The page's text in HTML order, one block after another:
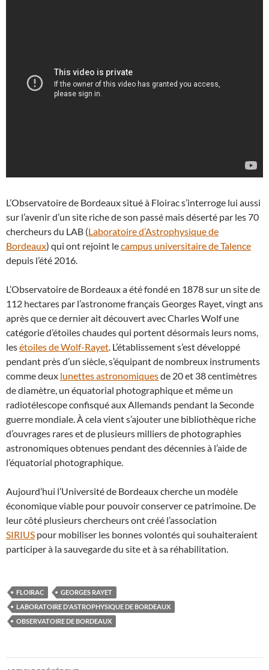
L’Observatoire de Bordeaux situé à Floirac s’interroge lui aussi
sur l’avenir d’un site riche de son passé mais déserté par les 70
chercheurs du LAB (Laboratoire d’Astrophysique de
Bordeaux) qui ont rejoint lecampus universitaire de Talence
depuis l’été 2016.
L’Observatoire de Bordeaux a été fondé en 1878 sur un site de
112 hectares par l’astronome français Georges Rayet, vingt ans
après que ce dernier ait découvert avec Charles Wolf une
catégorie d’étoiles chaudes qui portent désormais leurs noms,
lesétoiles de Wolf-Rayet. L’établissement s’est développé
pendant près d’un siècle, s’équipant de nombreux instruments
comme deux lunettes astronomiquesde 20 et 38 centimètres
de diamètre, un équatorial photographique et même un
radiotélescope confisqué aux Allemands pendant la Seconde
guerre mondiale. À cela vient s’ajouter une bibliothèque riche
d’ouvrages rares et de plusieurs milliers de photographies
astronomiques obtenues pendant des décennies à l’aide de
l’équatorial photographique.
Aujourd’hui l’Université de Bordeaux cherche un modèle
économique viable pour pouvoir conserver ce patrimoine. De
leur côté plusieurs chercheurs ont créé l’association
SIRIUS pour mobiliser les bonnes volontés qui souhaiteraient
participer à la sauvegarde du site et à sa réhabilitation.
FLOIRAC
GEORGES RAYET
LABORATOIRE D'ASTROPHYSIQUE DE BORDEAUX
OBSERVATOIRE DE BORDEAUX